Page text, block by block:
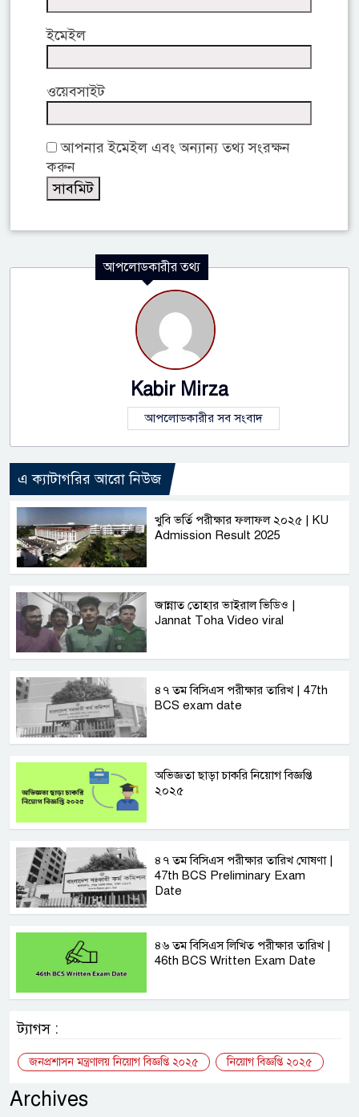
ইমেইল
ওয়েবসাইট
আপনার ইমেইল এবং অন্যান্য তথ্য সংরক্ষন
করুন
আপলোডকারীর তথ্য
Kabir Mirza
আপলোডকারীর সব সংবাদ
এ ক্যাটাগরির আরো নিউজ
খুবি ভর্তি পরীক্ষার ফলাফল ২০২৫ | KU
Admission Result 2025
জান্নাত তোহার ভাইরাল ভিডিও |
Jannat Toha Video viral
৪৭ তম বিসিএস পরীক্ষার তারিখ | 47th
BCS exam date
অভিজ্ঞতা ছাড়া চাকরি নিয়োগ বিজ্ঞপ্তি
২০২৫
৪৭ তম বিসিএস পরীক্ষার তারিখ ঘোষণা |
47th BCS Preliminary Exam
Date
৪৬ তম বিসিএস লিখিত পরীক্ষার তারিখ |
46th BCS Written Exam Date
ট্যাগস :
জনপ্রশাসন মন্ত্রণালয় নিয়োগ বিজ্ঞপ্তি ২০২৫ নিয়োগ বিজ্ঞপ্তি ২০২৫
Archives